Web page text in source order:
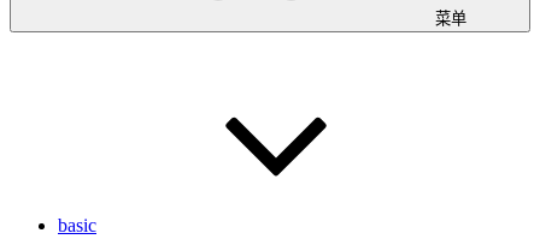
菜单
basic